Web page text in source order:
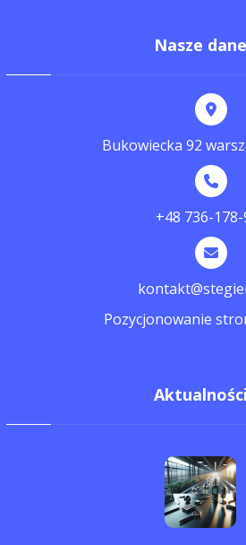
Nasze dane
Bukowiecka 92
+48 736-
Pozycjonowanie
Aktualności